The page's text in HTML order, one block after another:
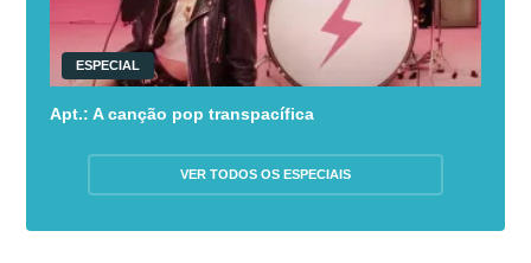
ESPECIAL
Apt.: A canção pop transpacífica
VER TODOS OS ESPECIAIS